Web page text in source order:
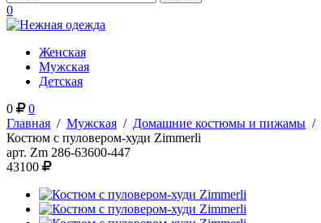
0
Женская
Мужская
Детская
0
0
Главная / Мужская / Домашние костюмы и пижамы /
Костюм с пуловером-худи Zimmerli
арт. Zm 286-63600-447
43100